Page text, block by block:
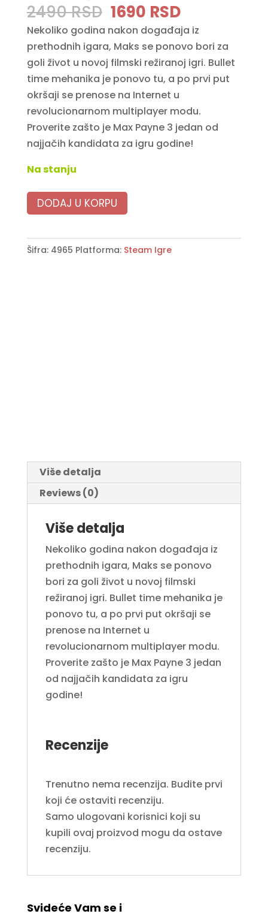
2490RSD Original
price
was:
2490 RSD.
1690 RSDCurrent
price
is:
1690 RSD.
Nekoliko godina nakon događaja iz
prethodnih igara, Maks se ponovo bori za
goli život u novoj filmski režiranoj igri. Bullet
time mehanika je ponovo tu, a po prvi put
okršaji se prenose na Internet u
revolucionarnom multiplayer modu.
Proverite zašto je Max Payne 3 jedan od
najjačih kandidata za igru godine!
Na stanju
DODAJ U KORPU
Šifra: 4965 Platforma: Steam Igre
Više detalja
Reviews (0)
Više detalja
Nekoliko godina nakon događaja iz
prethodnih igara, Maks se ponovo
bori za goli život u novoj filmski
režiranoj igri. Bullet time mehanika je
ponovo tu, a po prvi put okršaji se
prenose na Internet u
revolucionarnom multiplayer modu.
Proverite zašto je Max Payne 3 jedan
od najjačih kandidata za igru
godine!
Recenzije
Trenutno nema recenzija. Budite prvi
koji će ostaviti recenziju.
Samo ulogovani korisnici koji su
kupili ovaj proizvod mogu da ostave
recenziju.
Svideće Vam se i